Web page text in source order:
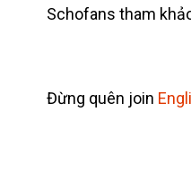
Schofans tham
Đừng quên join